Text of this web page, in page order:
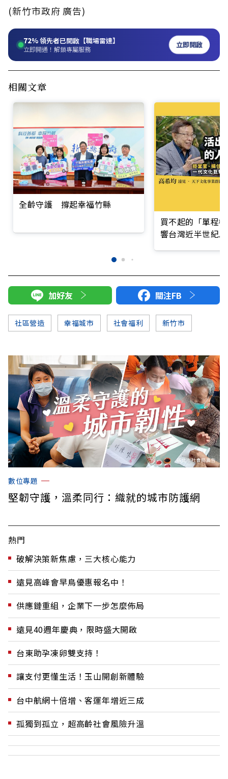
(新竹市政府 廣告)
72%領先者已開啟【職場雷達】
立即開通！解鎖專屬服務 立即開啟
相關文章
全齡守護 撐起幸福竹縣
買不起的「單程
響台灣近半世紀
加好友 關注FB
社區營造 幸福城市 社會福利 新竹市
數位專題
堅韌守護，溫柔同行：織就的城市防護網
熱門
破解決策新焦慮，三大核心能力
遠見高峰會早鳥優惠報名中！
供應鏈重組，企業下一步怎麼佈局
遠見40週年慶典，限時盛大開啟
台東助孕凍卵雙支持！
讓支付更懂生活！玉山開創新體驗
台中航網十倍增、客運年增近三成
孤獨到孤立，超高齡社會風險升溫